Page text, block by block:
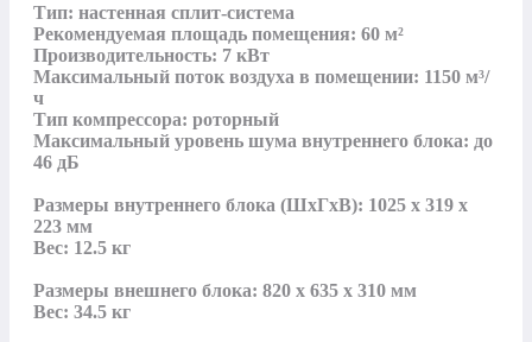
Тип: настенная сплит-система
Рекомендуемая площадь помещения: 60 м²
Производительность: 7 кВт
Максимальный поток воздуха в помещении: 1150 м³/
ч
Тип компрессора: роторный
Максимальный уровень шума внутреннего блока: до
46 дБ
Размеры внутреннего блока (ШхГхВ): 1025 х 319 х
223 мм
Вес: 12.5 кг
Размеры внешнего блока: 820 х 635 х 310 мм
Вес: 34.5 кг